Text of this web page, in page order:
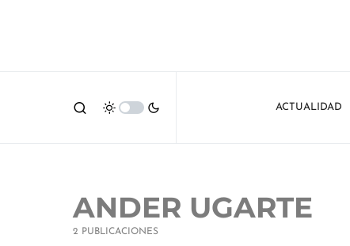
ACTUALIDAD
ANDER UGARTE
2 PUBLICACIONES